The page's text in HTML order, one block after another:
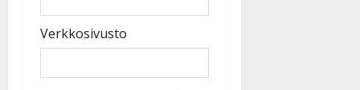
Verkkosivusto